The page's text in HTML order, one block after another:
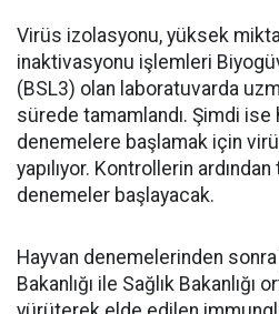
Virüs izolasyonu, yüksek
inaktivasyonu işlemleri
(BSL3) olan laboratuvarda
sürede tamamlandı. Şimdi ise
denemelere başlamak için
yapılıyor. Kontrollerin
denemeler başlayacak.
Hayvan denemelerinden sonra
Bakanlığı ile Sağlık Bakanlığı